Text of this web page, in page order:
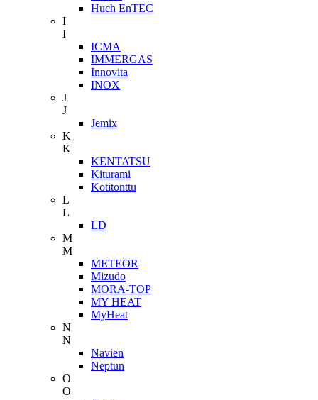
Huch EnTEC
I
I
ICMA
IMMERGAS
Innovita
INOX
J
J
Jemix
K
K
KENTATSU
Kiturami
Kotitonttu
L
L
LD
M
M
METEOR
Mizudo
MORA-TOP
MY HEAT
MyHeat
N
N
Navien
Neptun
O
O